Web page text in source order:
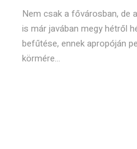
Nem csak a fővárosban, de
is már javában megy hétről
befűtése, ennek apropóján
körmére...